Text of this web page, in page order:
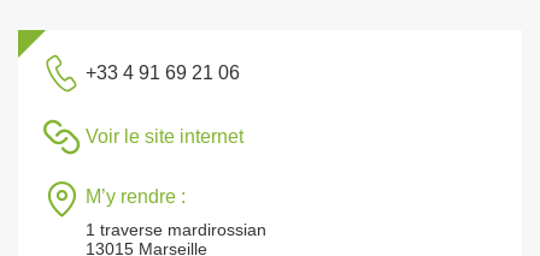
+33 4 91 69 21 06
Voir le site internet
M’y rendre :
1 traverse mardirossian
13015 Marseille